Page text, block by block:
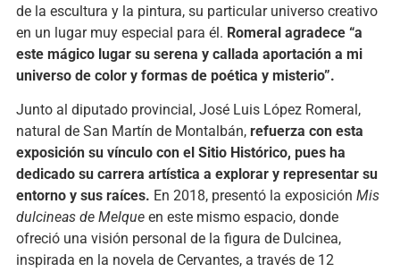
de la escultura y la pintura, su particular universo creativo
en un lugar muy especial para él. Romeral agradece “a
este mágico lugar su serena y callada aportación a mi
universo de color y formas de poética y misterio”.
Junto al diputado provincial, José Luis López Romeral,
natural de San Martín de Montalbán, refuerza con esta
exposición su vínculo con el Sitio Histórico, pues ha
dedicado su carrera artística a explorar y representar su
entorno y sus raíces. En 2018, presentó la exposición Mis
dulcineas de Melqueen este mismo espacio, donde
ofreció una visión personal de la figura de Dulcinea,
inspirada en la novela de Cervantes, a través de 12